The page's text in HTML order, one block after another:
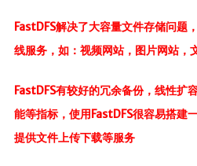
FastDFS解决了大容量文件存储问题
线服务，如：视频网站，图片网站，
FastDFS有较好的冗余备份，线性扩
能等指标，使用FastDFS很容易搭建
提供文件上传下载等服务
网络请求
具
Commons
MapStruct